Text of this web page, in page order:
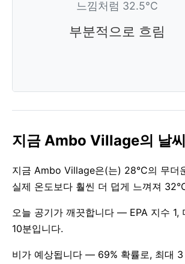
느낌처럼 32.5°C
부분적으로 흐림
지금 Ambo Village의 날
지금 Ambo Village은(는) 28°C의 무더
실제 온도보다 훨씬 더 덥게 느껴져
오늘 공기가 깨끗합니다 — EPA 지수
10분입니다.
비가 예상됩니다 — 69% 확률로, 최대